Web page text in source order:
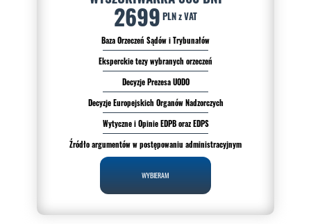
2699 PLN z VAT
Baza Orzeczeń Sądów i Trybunałów
Eksperckie tezy wybranych orzeczeń
Decyzje Prezesa UODO
Decyzje Europejskich Organów Nadzorczych
Wytyczne i Opinie EDPB oraz EDPS
Źródło argumentów w postępowaniu administracyjnym
WYBIERAM